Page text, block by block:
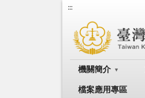
:::
機關簡介
檔案應用專區